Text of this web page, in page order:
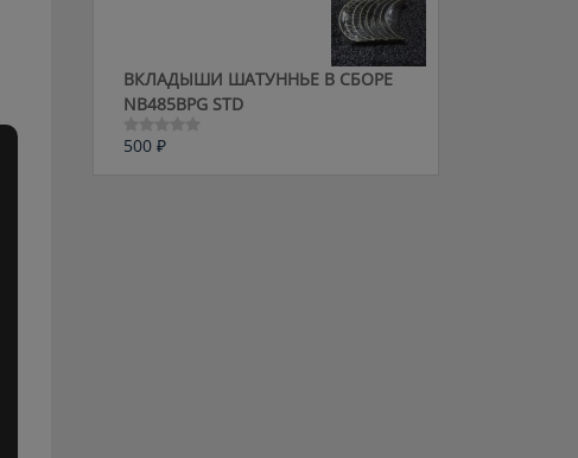
ВКЛАДЫШИ ШАТУННЬЕ В СБОРЕ
NB485BPG STD
Оценка
500 ₽